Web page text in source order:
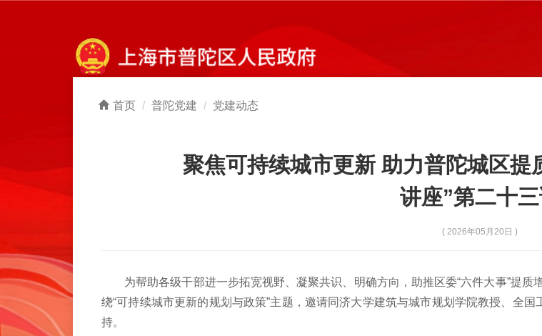
首页 普陀党建 党建动态
聚焦可持续城市更新 助力普陀城区提
讲座”第二十
( 2026年05月20日 )
为帮助各级干部进一步拓宽视野、凝聚共识、明确方向，助推区委“六件大事”提质
绕“可持续城市更新的规划与政策”主题，邀请同济大学建筑与城市规划学院教授、全
持。